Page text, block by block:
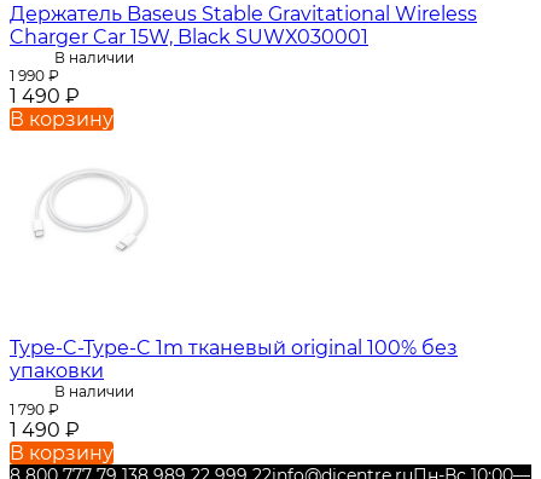
Держатель Baseus Stable Gravitational Wireless
Charger Car 15W, Black SUWX030001
В наличии
1 990 ₽
1 490 ₽
В корзину
Type-C-Type-C 1m тканевый original 100% без
упаковки
В наличии
1 790 ₽
1 490 ₽
В корзину